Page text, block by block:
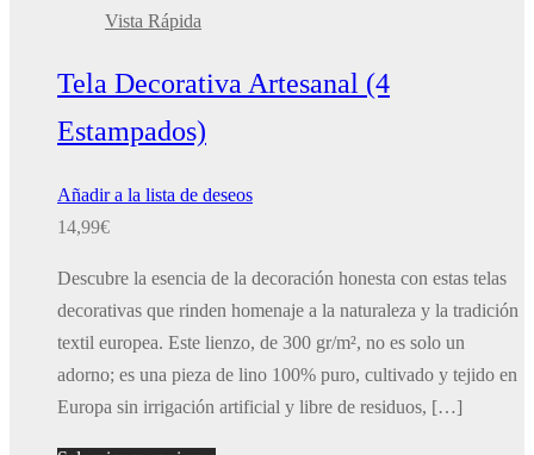
Vista Rápida
Tela Decorativa Artesanal (4
Estampados)
Añadir a la lista de deseos
14,99€
Descubre la esencia de la decoración honesta con estas telas
decorativas que rinden homenaje a la naturaleza y la tradición
textil europea. Este lienzo, de 300 gr/m², no es solo un
adorno; es una pieza de lino 100% puro, cultivado y tejido en
Europa sin irrigación artificial y libre de residuos, […]